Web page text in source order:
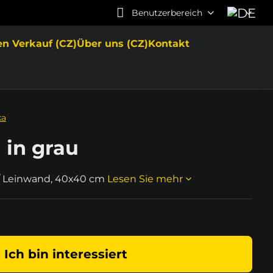
Benutzerbereich
Verkauf (CZ)Über uns (CZ)Kontakt
grau
40x40 cm Lesen Sie mehr
Ich bin interessiert